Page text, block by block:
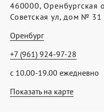
Показать на карте
460000, Оренбургская
Советская ул, дом № 31
Оренбург
с 10.00-19.00 ежедневно
+7 (961) 924-97-28